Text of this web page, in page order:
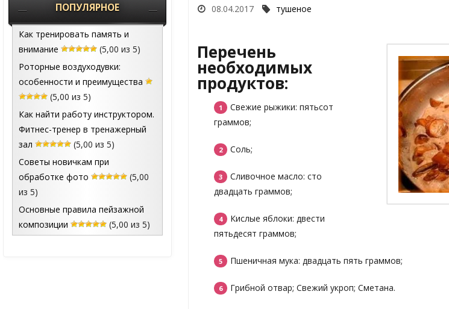
08.04.2017 тушеное
Перечень
необходимых
продуктов:
Свежие рыжики: пятьсот
граммов;
Соль;
Сливочное масло: сто
двадцать граммов;
Кислые яблоки: двести
пятьдесят граммов;
Пшеничная мука: двадцать пять граммов;
Грибной отвар; Свежий укроп; Сметана.
ПОПУЛЯРНОЕ
Как тренировать память и
внимание
(5,00 из 5)
Роторные воздуходувки:
особенности и преимущества
(5,00 из 5)
Как найти работу инструктором.
Фитнес-тренер в тренажерный
зал
(5,00 из 5)
Советы новичкам при
обработке фото
(5,00
из 5)
Основные правила пейзажной
композиции
(5,00 из 5)